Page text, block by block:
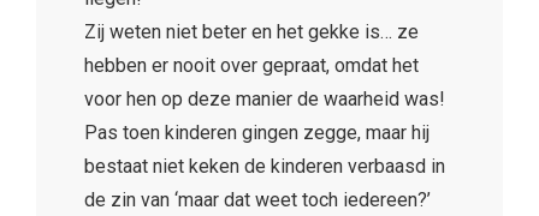
Zij weten niet beter en het gekke is… ze
hebben er nooit over gepraat, omdat het
voor hen op deze manier de waarheid was!
Pas toen kinderen gingen zegge, maar hij
bestaat niet keken de kinderen verbaasd in
de zin van ‘maar dat weet toch iedereen?’